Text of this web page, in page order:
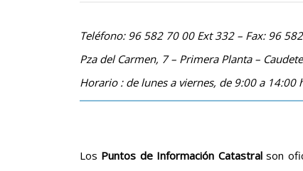
Teléfono: 96 582 70 00 Ext 332 – Fax: 96
Pza del Carmen, 7 – Primera Planta – Caudete
Horario : de lunes a viernes, de 9:00 a 14:00
Los Puntos de Información Catastralson